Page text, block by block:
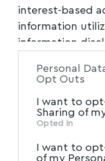
interest-based
information
information
of the further
of downstream
information
Participantsthat
Personal
Opt Outs
I want to
Sharing of
Opted In
I want to
of my
Κανόνα, έστω ως
μέτρου, λόγω
και η εφαρμογή
συνθήκες
μεταξύ άλλων
– Ν. Πόροι), όπου